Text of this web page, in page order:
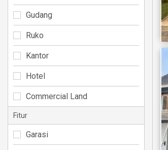
Gudang
Ruko
Kantor
Hotel
Commercial Land
Fitur
Garasi